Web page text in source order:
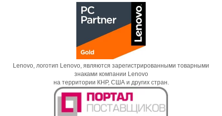
Lenovo, логотип Lenovo, являются зарегистрированными товарными
знаками компании Lenovo
на территории КНР, США и других стран.